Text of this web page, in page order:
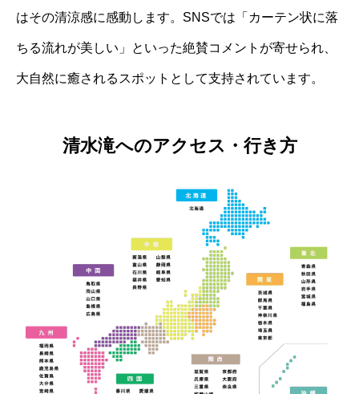
はその清涼感に感動します。SNSでは「カーテン状に落
ちる流れが美しい」といった絶賛コメントが寄せられ、
大自然に癒されるスポットとして支持されています。
清水滝へのアクセス・行き方